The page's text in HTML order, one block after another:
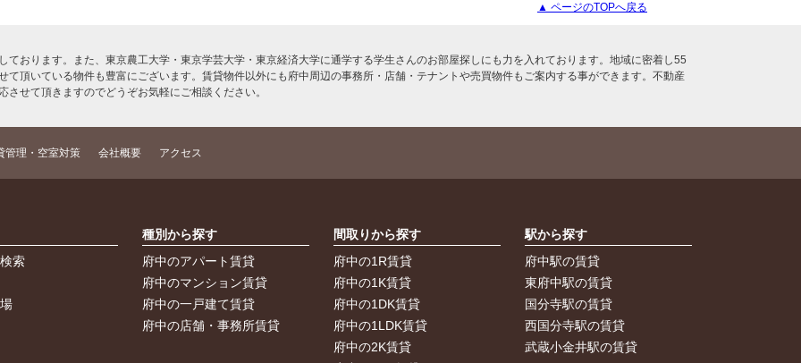
▲ ページのTOPへ戻る
おります。また、東京農工大学・東京学芸大学・東京経済大学に通学する学生さんのお部屋探しにも力を入れております。地域に密着し55
頂いている物件も豊富にございます。賃貸物件以外にも府中周辺の事務所・店舗・テナントや売買物件もご案内する事ができます。不動産
せて頂きますのでどうぞお気軽にご相談ください。
管理・空室対策 会社概要 アクセス
索
種別から探す
府中のアパート賃貸
府中のマンション賃貸
府中の一戸建て賃貸
府中の店舗・事務所賃貸
間取りから探す
府中の1R賃貸
府中の1K賃貸
府中の1DK賃貸
府中の1LDK賃貸
府中の2K賃貸
駅から探す
府中駅の賃貸
東府中駅の賃貸
国分寺駅の賃貸
西国分寺駅の賃貸
武蔵小金井駅の賃貸